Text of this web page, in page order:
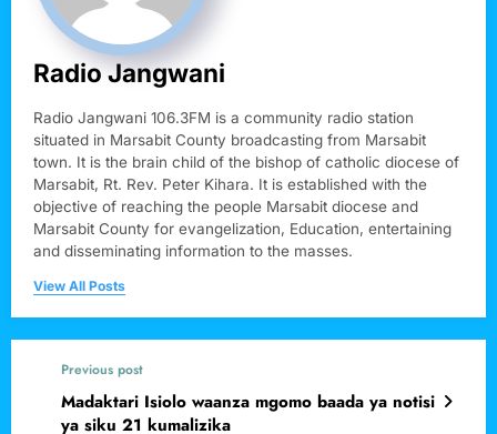
Radio Jangwani
Radio Jangwani 106.3FM is a community radio station
situated in Marsabit County broadcasting from Marsabit
town. It is the brain child of the bishop of catholic diocese of
Marsabit, Rt. Rev. Peter Kihara. It is established with the
objective of reaching the people Marsabit diocese and
Marsabit County for evangelization, Education, entertaining
and disseminating information to the masses.
View All Posts
Previous post
Madaktari Isiolo waanza mgomo baada ya notisi
ya siku 21 kumalizika